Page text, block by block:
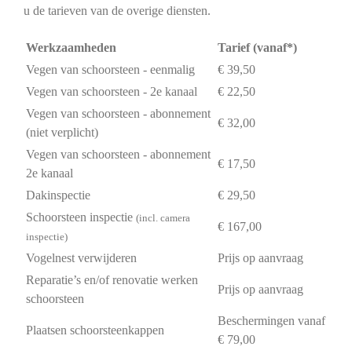
u de tarieven van de overige diensten.
Werkzaamheden
Tarief (vanaf*)
Vegen van schoorsteen - eenmalig
€ 39,50
Vegen van schoorsteen - 2e kanaal
€ 22,50
Vegen van schoorsteen - abonnement
(niet verplicht)
€ 32,00
Vegen van schoorsteen - abonnement
2e kanaal
€ 17,50
Dakinspectie
€ 29,50
Schoorsteen inspectie (incl. camera
inspectie)
€ 167,00
Vogelnest verwijderen
Prijs op aanvraag
Reparatie’s en/of renovatie werken
schoorsteen
Prijs op aanvraag
Plaatsen schoorsteenkappen
Beschermingen vanaf
€ 79,00